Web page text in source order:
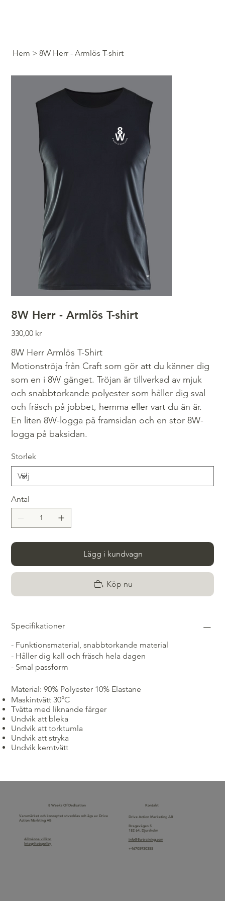
Hem > 8W Herr - Armlös T-shirt
8W Herr - Armlös T-shirt
Pris
330,00 kr
8W Herr Armlös T-Shirt
Motionströja från Craft som gör att du känner dig
som en i 8W gänget. Tröjan är tillverkad av mjuk
och snabbtorkande polyester som håller dig sval
och fräsch på jobbet, hemma eller vart du än är.
En liten 8W-logga på framsidan och en stor 8W-
logga på baksidan.
Storlek
Antal
Lägg i kundvagn
Köp nu
Specifikationer
- Funktionsmaterial, snabbtorkande material
- Håller dig kall och fräsch hela dagen
- Smal passform
Material: 90% Polyester 10% Elastane
Maskintvätt 30°C
Tvätta med liknande färger
Undvik att bleka
Undvik att torktumla
Undvik att stryka
Undvik kemtvätt
8 Weeks Of Dedication
Varumärket och konceptet utvecklas och ägs av Drive
Action Markting AB
Allmänna villkor
Integritetspolicy
Kontakt
Drive Action Marketing AB
Bragevägen 5
182 64, Djursholm
info@8wtraining.com
+46708930355